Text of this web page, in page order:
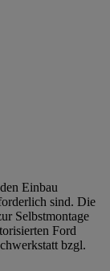
Einbau
sind. Die
Selbstmontage
Ford
bzgl.